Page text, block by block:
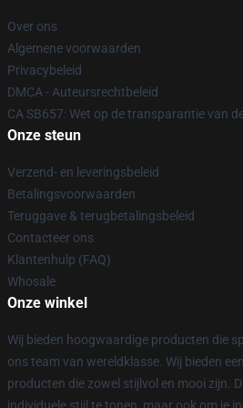
Over ons
Algemene voorwaarden
Privacybeleid
DMCA - Auteursrechtbeleid
CA SB657: Wet op de transparantie van
Onze steun
Verzend- en leveringsbeleid
Betalingsvoorwaarden
Teruggave & terugbetalingsbeleid
Contacteer ons
Klantenhulp (FAQ)
Whosale
Onze winkel
Wij bieden hoogwaardige producten die
ons team van wereldklasse. Wij bieden
producten die zowel stijlvol en mooi zijn.